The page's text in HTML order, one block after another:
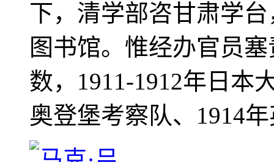
下，清学部咨甘肃学
图书馆。惟经办官员
数，1911-1912年日本
奥登堡考察队、1914